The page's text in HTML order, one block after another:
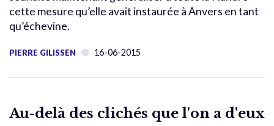
cette mesure qu’elle avait instaurée à Anvers en tant
qu’échevine.
PIERRE GILISSEN 16-06-2015
Au-delà des clichés que l'on a d'eux